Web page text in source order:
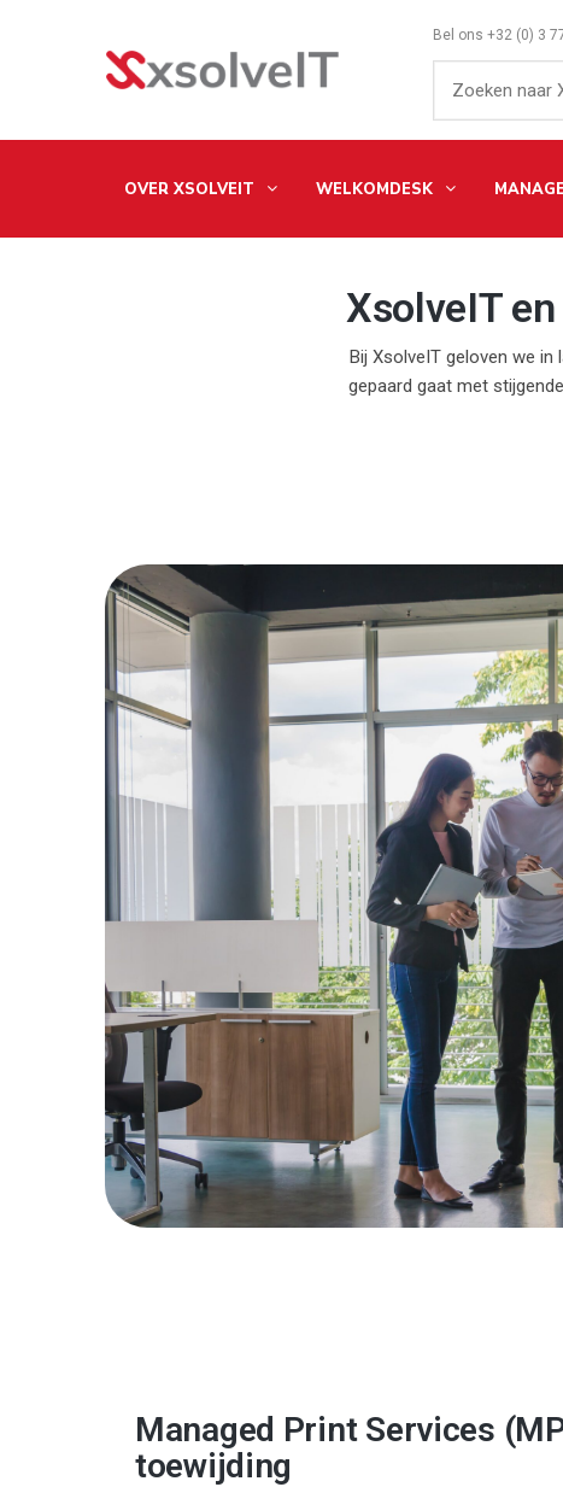
Bel ons +32 (0) 3
OVER XSOLVEIT WELKOMDESK
XsolveIT
Bij XsolveIT geloven we in
gepaard gaat met
Managed Print Services
toewijding